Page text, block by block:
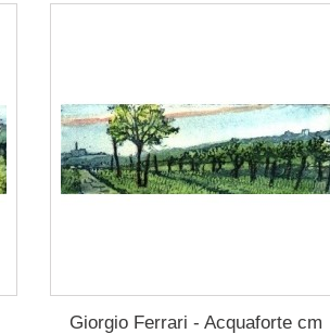
Giorgio Ferrari - Acquaforte cm